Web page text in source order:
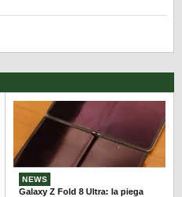
NEWS
Galaxy Z Fold 8 Ultra: la piega